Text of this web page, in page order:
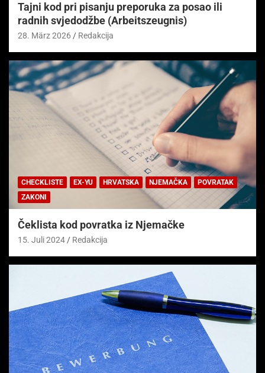
Tajni kod pri pisanju preporuka za posao ili
radnih svjedodžbe (Arbeitszeugnis)
28. März 2026 Redakcija
CHECKLISTE EX-YU HRVATSKA NJEMAČKA
POVRATAK
ZAKONI
Čeklista kod povratka iz Njemačke
15. Juli 2024 Redakcija